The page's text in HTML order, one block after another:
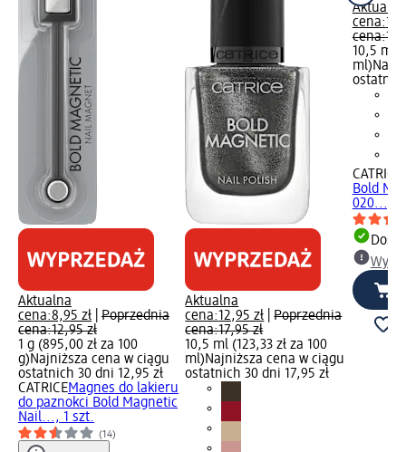
Aktualna
cena:8,95 zł
Poprzednia
cena:12,95 zł
1 g (895,00 zł za 100
g)Najniższa cena w ciągu
ostatnich 30 dni 12,95 zł
CATRICEMagnes do lakieru
do paznokci Bold Magnetic
Nail..., 1 szt.
(14)
Aktualna
cena:12,95 zł |Poprzednia
cena:17,95 zł
10,5 ml (123,33 zł za 100
ml)Najniższa cena w ciągu
ostatnich 30 dni 17,95 zł
Aktualna
cena:
cena:
10,5 ml
ml)
CATRICE
Bold
020...,